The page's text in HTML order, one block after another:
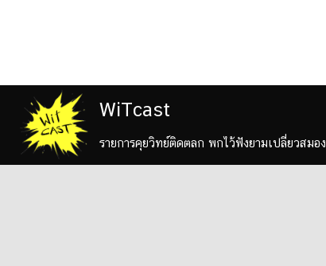
WiTcast
รายการคุยวิทย์ติดตลก พกไว้ฟังยามเปลี่ยวสมอง